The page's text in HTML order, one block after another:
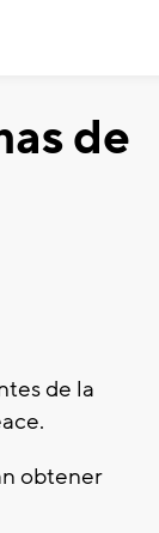
de
de la
obtener